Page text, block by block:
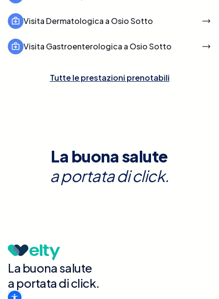
Visita Dermatologica a Osio Sotto
Visita Gastroenterologica a Osio Sotto
Tutte le prestazioni prenotabili
La buona salute
a portata di click.
La buona salute
a portata di click.